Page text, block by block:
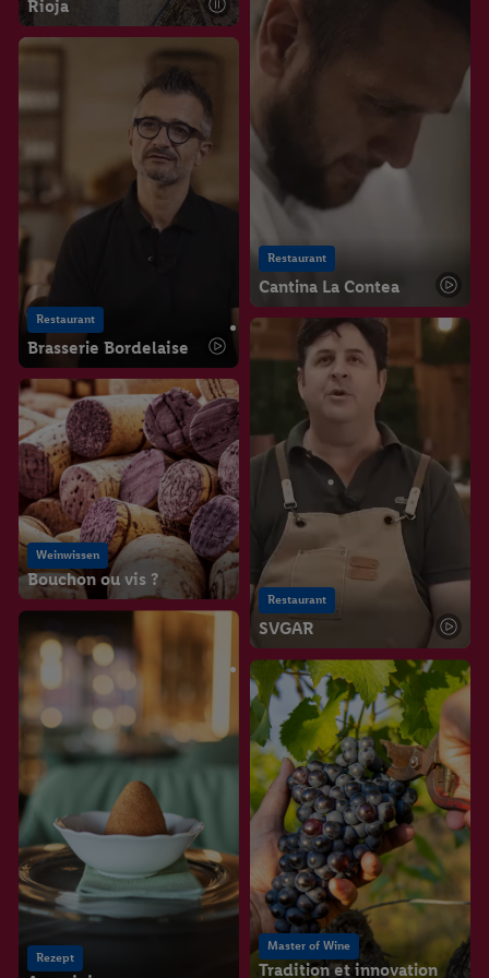
Rioja
Restaurant
Cantina La Contea
Restaurant
Brasserie Bordelaise
Restaurant
SVGAR
Weinwissen
Bouchon ou vis ?
Rezept
Master of Wine
Tradition et innovation